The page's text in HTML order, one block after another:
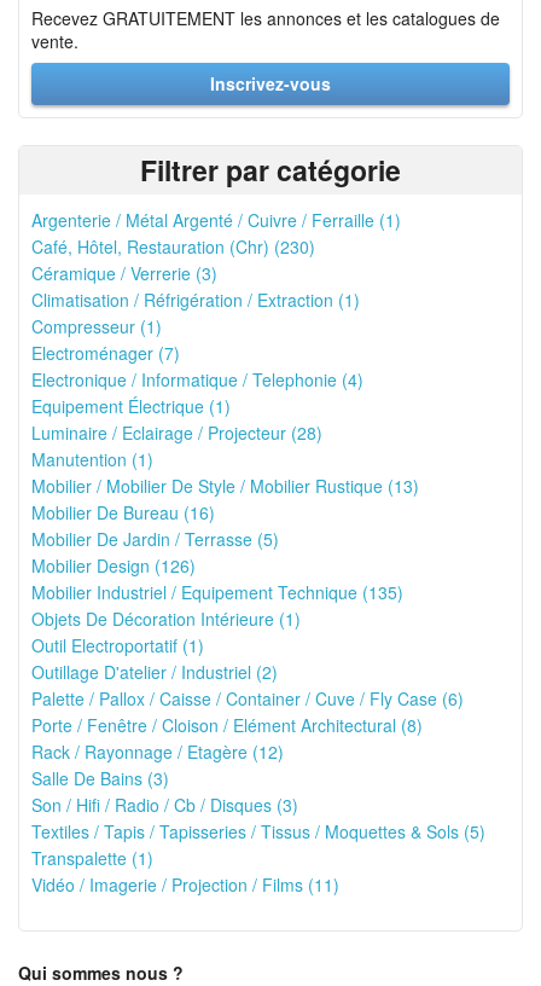
Recevez GRATUITEMENT les annonces et les catalogues de
vente.
Inscrivez-vous
Filtrer par catégorie
Argenterie / Métal Argenté / Cuivre / Ferraille (1)
Café, Hôtel, Restauration (Chr) (230)
Céramique / Verrerie (3)
Climatisation / Réfrigération / Extraction (1)
Compresseur (1)
Electroménager (7)
Electronique / Informatique / Telephonie (4)
Equipement Électrique (1)
Luminaire / Eclairage / Projecteur (28)
Manutention (1)
Mobilier / Mobilier De Style / Mobilier Rustique (13)
Mobilier De Bureau (16)
Mobilier De Jardin / Terrasse (5)
Mobilier Design (126)
Mobilier Industriel / Equipement Technique (135)
Objets De Décoration Intérieure (1)
Outil Electroportatif (1)
Outillage D'atelier / Industriel (2)
Palette / Pallox / Caisse / Container / Cuve / Fly Case (6)
Porte / Fenêtre / Cloison / Elément Architectural (8)
Rack / Rayonnage / Etagère (12)
Salle De Bains (3)
Son / Hifi / Radio / Cb / Disques (3)
Textiles / Tapis / Tapisseries / Tissus / Moquettes & Sols (5)
Transpalette (1)
Vidéo / Imagerie / Projection / Films (11)
Qui sommes nous ?